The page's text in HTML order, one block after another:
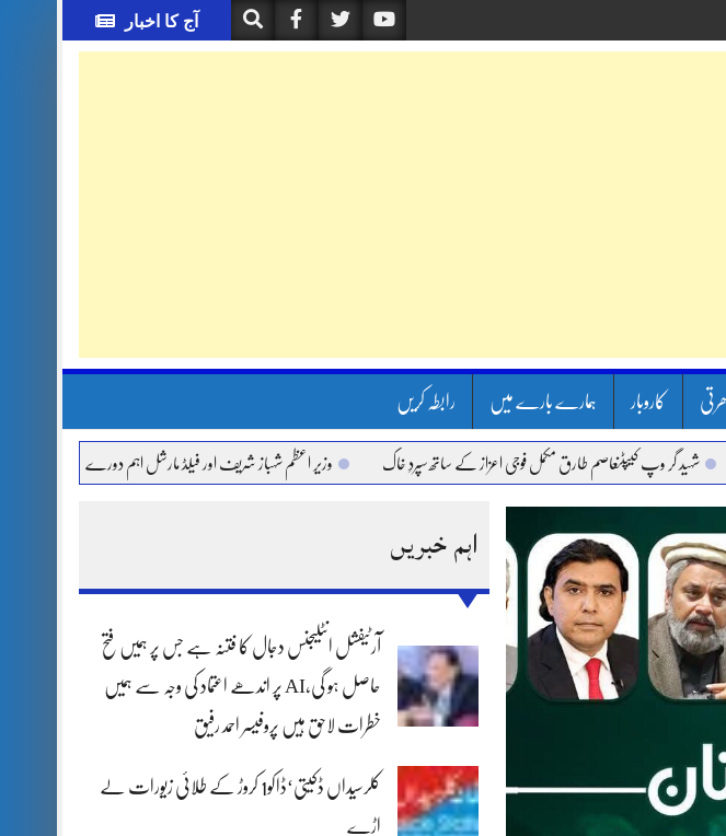
آج کا اخبار
کاروبار ہمارے بارے میں رابطہ کریں
شہید گر وپ کیپٹنعاصم طارق مکمل فوجی اعزاز کے ساتھ سپردِ خاک وزیر اعظم شہباز شریف اور فیلڈ مارشل اہم دورے پر سعودی عرب روانہ
اہم خبریں
آرٹیفشل انٹلیجنس دجال کا فتنہ ہے جس پر ہمیں فتح
حاصل ہو گی،AI پر اندھے اعتماد کی وجہ سے ہمیں
خطرات لاحق ہیں پروفیسر احمد رفیق
کلرسیداں ڈکیتی‘ڈاکو1 کروڑ کے طلائی زیورات لے
اڑے